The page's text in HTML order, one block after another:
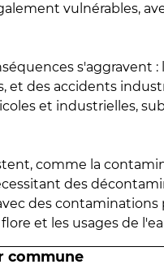
vulnérables,
s'aggravent
et des accidents
et industrielles,
comme la
des
des contaminations
et les usages de
commune